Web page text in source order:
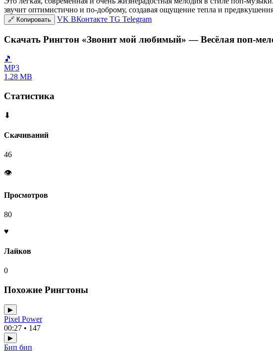
звучит оптимистично и по-доброму, создавая ощущение тепла и
🔗 Копировать VK ВКонтакте TG Telegram
Скачать Рингтон «Звонит мой любимый» — Весёлая поп-
🎵
MP3
1.28 MB
Статистика
⬇
Скачиваний
46
👁
Просмотров
80
♥
Лайков
0
Похожие Рингтоны
▶
Pixel Power
00:27 • 147
▶
Бип бип